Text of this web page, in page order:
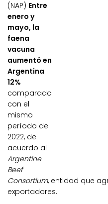
(NAP) Entre
enero y
mayo, la
faena
vacuna
aumentó en
Argentina
12%
comparado
con el
mismo
período de
2022, de
acuerdo al
Argentine
Beef
Consortium, entidad que
exportadores.